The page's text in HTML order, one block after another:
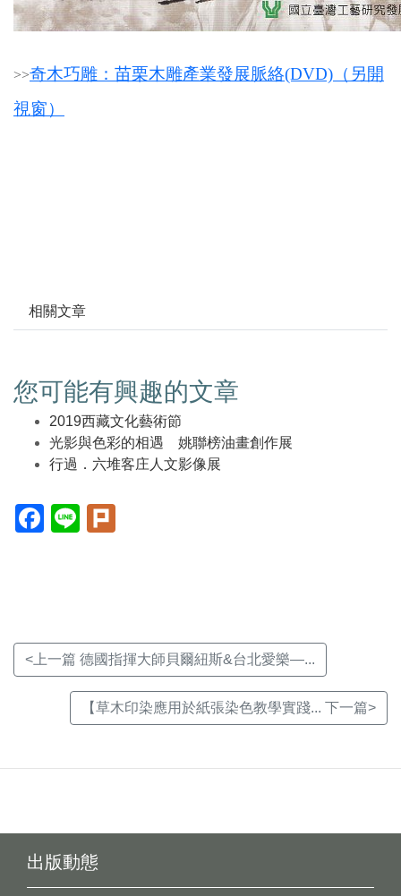
>>奇木巧雕：苗栗木雕產業發展脈絡(DVD)（另開
視窗）
相關文章
您可能有興趣的文章
2019西藏文化藝術節
光影與色彩的相遇 姚聯榜油畫創作展
行過．六堆客庄人文影像展
Facebook(另
開
Line(另
開
<上一篇 德國指揮大師貝爾紐斯&台北愛樂—...
【草木印染應用於紙張染色教學實踐... 下一篇>
出版動態